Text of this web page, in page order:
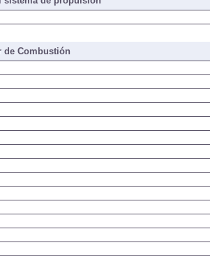
de Combustión